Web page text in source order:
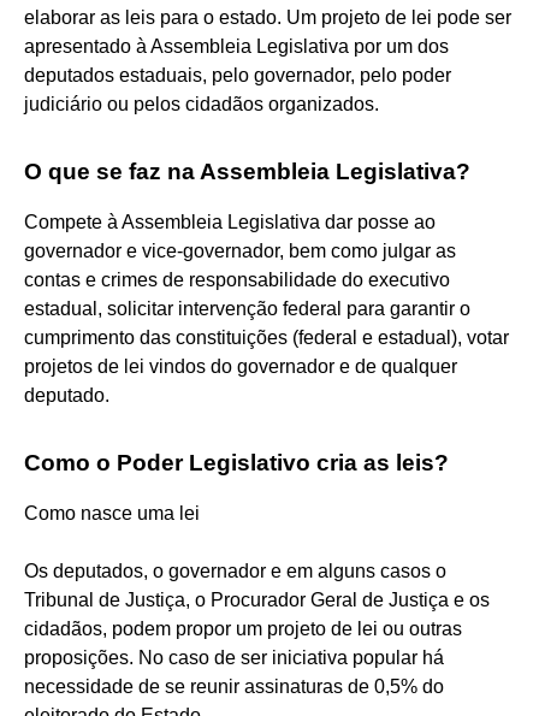
elaborar as leis para o estado. Um projeto de lei pode ser
apresentado à Assembleia Legislativa por um dos
deputados estaduais, pelo governador, pelo poder
judiciário ou pelos cidadãos organizados.
O que se faz na Assembleia Legislativa?
Compete à Assembleia Legislativa dar posse ao
governador e vice-governador, bem como julgar as
contas e crimes de responsabilidade do executivo
estadual, solicitar intervenção federal para garantir o
cumprimento das constituições (federal e estadual), votar
projetos de lei vindos do governador e de qualquer
deputado.
Como o Poder Legislativo cria as leis?
Como nasce uma lei
Os deputados, o governador e em alguns casos o
Tribunal de Justiça, o Procurador Geral de Justiça e os
cidadãos, podem propor um projeto de lei ou outras
proposições. No caso de ser iniciativa popular há
necessidade de se reunir assinaturas de 0,5% do